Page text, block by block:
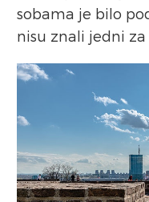
sobama je bilo
nisu znali jedni za